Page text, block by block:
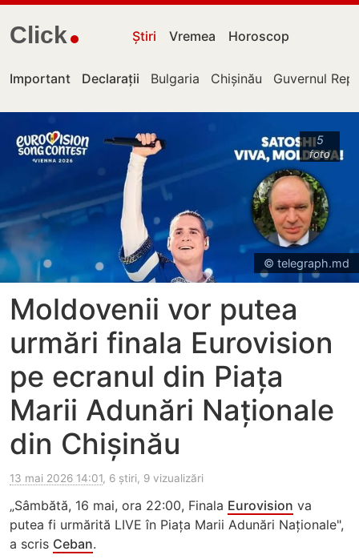
Click Știri Vremea Horoscop
Important Declarații Bulgaria Chișinău Guvernul
5
foto
© telegraph.md
Moldovenii vor putea
urmări finala Eurovision
pe ecranul din Piața
Marii Adunări Naționale
din Chișinău
13 mai 2026 14:01, 6 știri, 9 vizualizări
„Sâmbătă, 16 mai, ora 22:00, Finala Eurovision va
putea fi urmărită LIVE în Piața Marii Adunări Naționale",
a scris Ceban.